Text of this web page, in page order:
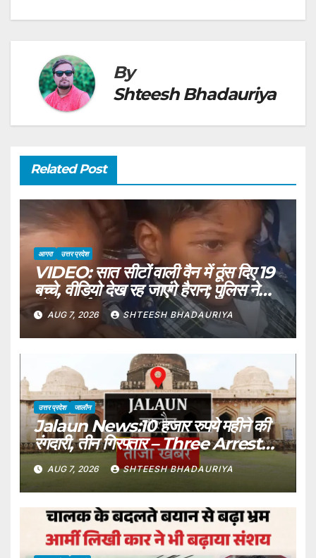
By
Shteesh Bhadauriya
Related Post
आगरा उत्तर प्रदेश
VIDEO: सात सीटों वाली वैन में ठूंस दिए 19
बच्चे, वीडियो देख रह जाएंगे हैरान; पुलिस ने
ठोंका जुर्माना
AUG 7, 2026 SHTEESH BHADAURIYA
उत्तर प्रदेश जालौन
Jalaun News:10 हजार रुपये महीने की
रंगदारी, तीन गिरफ्तार – Three Arrested
For Extorting Rs 10,000 Per
Month
AUG 7, 2026 SHTEESH BHADAURIYA